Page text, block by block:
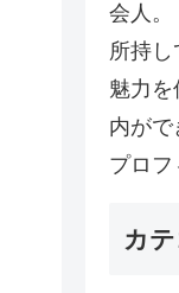
会人。
所持し
魅力
内がで
プロフ
カ